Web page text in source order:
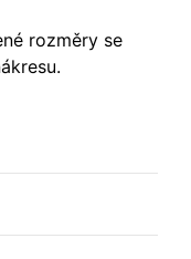
rozměry se